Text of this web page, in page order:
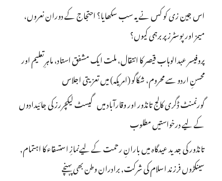
اس جین زی کو کس نے یہ سب سکھایا؟ احتجاج کے دوران نعروں،
میمز اور پوسٹرز پر برہمی کیوں؟
پروفیسر عبدالوہاب قیصر کا انتقال، ملت ایک مشفق استاد، ماہرِتعلیم اور
محسنِ اردو سے محروم، شکاگو (امریکہ) میں تعزیتی اجلاس
گورنمنٹ ڈگری کالج تانڈور اور وقارآباد میں گیسٹ لیکچررز کی جائیدادوں
کے لیے درخواستیں مطلوب
تانڈور کی جدید عیدگاہ میں بارانِ رحمت کے لیےنمازِ استسقاء کا اہتمام,
سینکڑوں فرزند اسلام کی شرکت, برادران وطن بھی پہنچے